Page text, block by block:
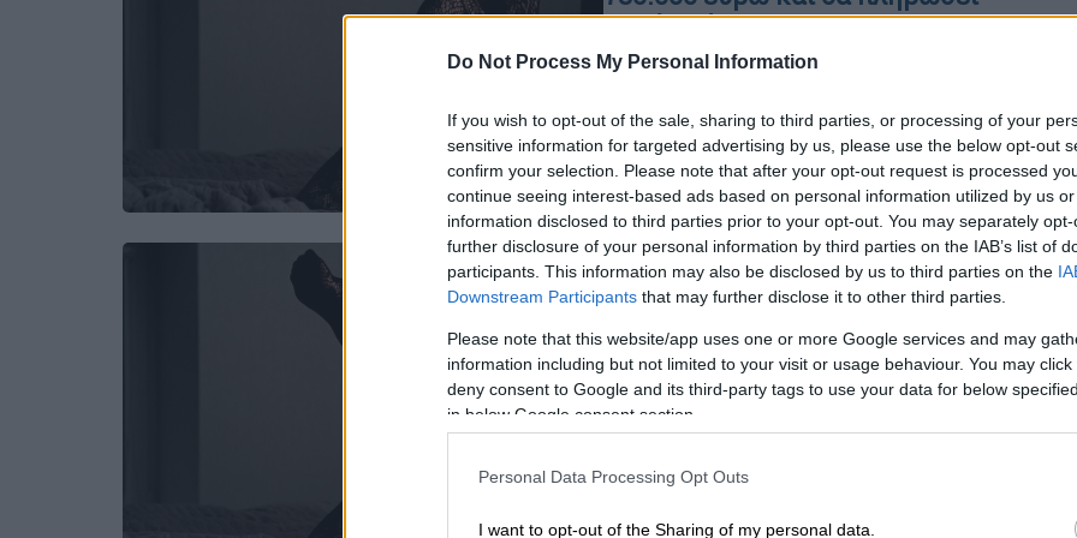
Do Not Process My Personal Information
If you wish to opt-out of the sale, sharing to third parties, or processing of your
sensitive information for targeted advertising by us, please use the below opt-out
confirm your selection. Please note that after your opt-out request is processed
continue seeing interest-based ads based on personal information utilized by us
information disclosed to third parties prior to your opt-out. You may separately
further disclosure of your personal information by third parties on the IAB’s list of
participants. This information may also be disclosed by us to third parties on the
Downstream Participants that may further disclose it to other third parties.
Please note that this website/app uses one or more Google services and may
information including but not limited to your visit or usage behaviour. You may
deny consent to Google and its third-party tags to use your data for below
in below Google consent section.
Personal Data Processing Opt Outs
I want to opt-out of the Sharing of my personal data.
βαρύ πρόστιμο
Το Pornhub είναι ένας από τους
περιεχομένου ενηλίκων στον κόσμο
και συχνά αναφέρεται ως το
«YouTube του πορνό»
Τεχνολογία|16.12.2023 15:48
Αυτές είναι δημοφιλέστερες
αναζητήσεις στο Pornhub: Ώριμες
γυναίκες, ρομπότ και
στρατιωτικές στολές ψάχνουν οι
χρήστες
Το Pornhub δημοσίευσε την ετήσια